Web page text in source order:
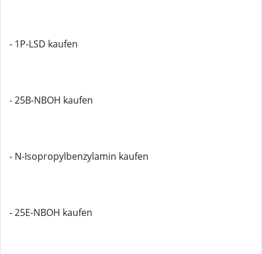
- 1P-LSD kaufen
- 25B-NBOH kaufen
- N-Isopropylbenzylamin kaufen
- 25E-NBOH kaufen